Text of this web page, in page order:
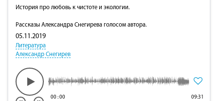
История про любовь к чистоте и экологии.
Рассказы Александра Снегирева голосом автора.
05.11.2019
Литература
Александр Снегирев
00:00 09:31